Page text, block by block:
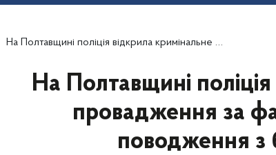
На Полтавщині поліція відкрила кримінальне провадження за фактом незаконного поводження з боєприпасами
На Полтавщині
провадження за
поводження з